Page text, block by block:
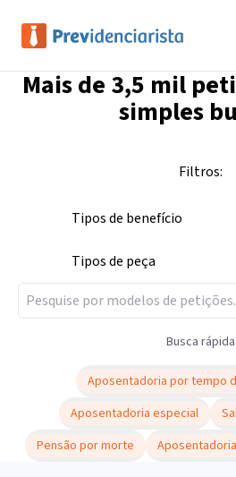
Mais de 3,5 mil
simples
Filtros:
Tipos de benefício
Tipos de peça
Busca rápida
Aposentadoria por tempo
Aposentadoria especial
Pensão por morte